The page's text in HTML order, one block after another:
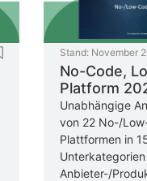
Stand: November
No-Code,
Platform
Unabhängige
von 22 No-/
Plattformen in
Anbieter-/